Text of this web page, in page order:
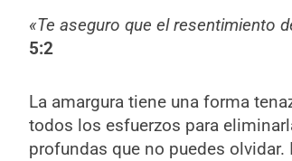
«Te aseguro que el resentimiento
5:2
La amargura tiene una forma
todos los esfuerzos para
profundas que no puedes